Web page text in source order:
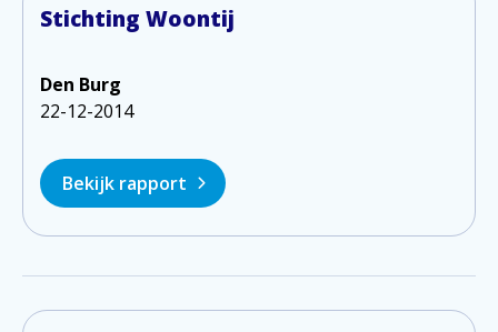
Stichting Woontij
Den Burg
22-12-2014
Bekijk rapport